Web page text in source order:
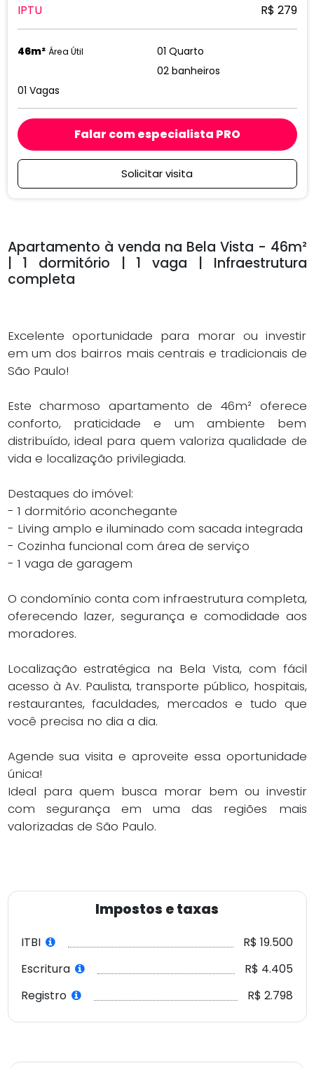
IPTU
R$ 279
46m² Área Útil
01 Quarto
02 banheiros
01 Vagas
Falar com especialista PRO
Solicitar visita
Apartamento à venda na Bela Vista - 46m²
| 1 dormitório | 1 vaga | Infraestrutura
completa
Excelente oportunidade para morar ou investir
em um dos bairros mais centrais e tradicionais de
São Paulo!
Este charmoso apartamento de 46m² oferece
conforto, praticidade e um ambiente bem
distribuído, ideal para quem valoriza qualidade de
vida e localização privilegiada.
Destaques do imóvel:
- 1 dormitório aconchegante
- Living amplo e iluminado com sacada integrada
- Cozinha funcional com área de serviço
- 1 vaga de garagem
O condomínio conta com infraestrutura completa,
oferecendo lazer, segurança e comodidade aos
moradores.
Localização estratégica na Bela Vista, com fácil
acesso à Av. Paulista, transporte público, hospitais,
restaurantes, faculdades, mercados e tudo que
você precisa no dia a dia.
Agende sua visita e aproveite essa oportunidade
única!
Ideal para quem busca morar bem ou investir
com segurança em uma das regiões mais
valorizadas de São Paulo.
Impostos e taxas
ITBI
R$ 19.500
Escritura
R$ 4.405
Registro
R$ 2.798